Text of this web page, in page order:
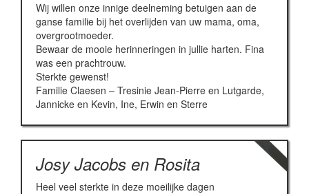
Wij willen onze innige deelneming betuigen aan de
ganse familie bij het overlijden van uw mama, oma,
overgrootmoeder.
Bewaar de mooie herinneringen in jullie harten. Fina
was een prachtrouw.
Sterkte gewenst!
Familie Claesen – Tresinie Jean-Pierre en Lutgarde,
Jannicke en Kevin, Ine, Erwin en Sterre
Josy Jacobs en Rosita
Heel veel sterkte in deze moeilijke dagen